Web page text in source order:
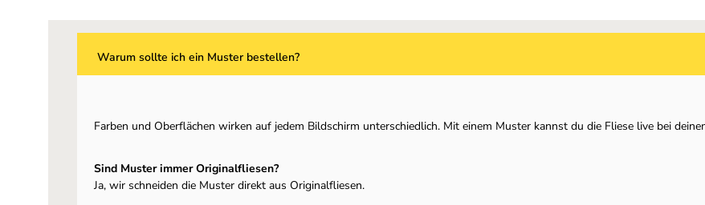
Warum sollte ich ein Muster bestellen?
Farben und Oberflächen wirken auf jedem Bildschirm unterschiedlich. Mit einem Muster kannst du die Fliese live bei
Sind Muster immer Originalfliesen?
Ja, wir schneiden die Muster direkt aus Originalfliesen.